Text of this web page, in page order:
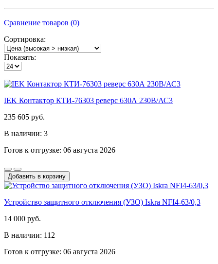
Сравнение товаров (0)
Сортировка:
Показать:
IEK Контактор КТИ-76303 реверс 630А 230В/АС3
235 605 руб.
В наличии: 3
Готов к отгрузке: 06 августа 2026
Добавить в корзину
Устройство защитного отключения (УЗО) Iskra NFI4-63/0,3
14 000 руб.
В наличии: 112
Готов к отгрузке: 06 августа 2026